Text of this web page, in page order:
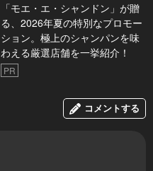
「モエ・エ・シャンドン」が贈
る、2026年夏の特別なプロモー
ション。極上のシャンパンを味
わえる厳選店舗を一挙紹介！
PR
コメントする